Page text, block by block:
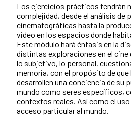
Los ejercicios prácticos tendrán
complejidad, desde el análisis de
cinematográficas hasta la
video en los espacios donde
Este módulo hará énfasis en la
distintas exploraciones en el cine
lo subjetivo, lo personal,
memoria, con el propósito de
desarrollen una conciencia de su
mundo como seres específicos,
contextos reales. Así como el
acceso particular al mundo.